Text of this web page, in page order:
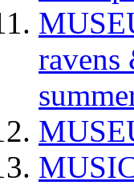
ravens